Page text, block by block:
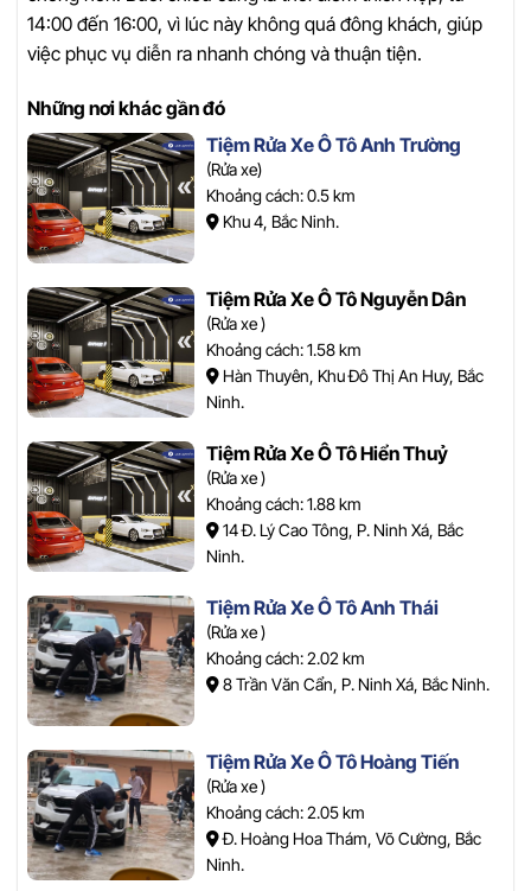
14:00 đến 16:00, vì lúc này không quá đông khách, giúp
việc phục vụ diễn ra nhanh chóng và thuận tiện.
Những nơi khác gần đó
Tiệm Rửa Xe Ô Tô Anh Trường
(Rửa xe)
Khoảng cách: 0.5 km
Khu 4, Bắc Ninh.
Tiệm Rửa Xe Ô Tô Nguyễn Dân
(Rửa xe )
Khoảng cách: 1.58 km
Hàn Thuyên, Khu Đô Thị An Huy, Bắc
Ninh.
Tiệm Rửa Xe Ô Tô Hiển Thuỷ
(Rửa xe )
Khoảng cách: 1.88 km
14 Đ. Lý Cao Tông, P. Ninh Xá, Bắc
Ninh.
Tiệm Rửa Xe Ô Tô Anh Thái
(Rửa xe )
Khoảng cách: 2.02 km
8 Trần Văn Cẩn, P. Ninh Xá, Bắc Ninh.
Tiệm Rửa Xe Ô Tô Hoàng Tiến
(Rửa xe )
Khoảng cách: 2.05 km
Đ. Hoàng Hoa Thám, Võ Cường, Bắc
Ninh.